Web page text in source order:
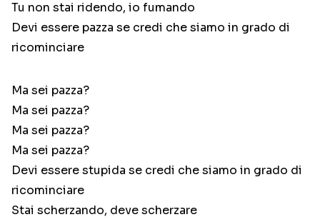
Tu non stai ridendo, io fumando
Devi essere pazza se credi che siamo in grado di
ricominciare
Ma sei pazza?
Ma sei pazza?
Ma sei pazza?
Ma sei pazza?
Devi essere stupida se credi che siamo in grado di
ricominciare
Stai scherzando, deve scherzare